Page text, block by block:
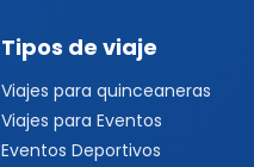
Tipos de viaje
Viajes para quinceaneras
Viajes para Eventos
Eventos Deportivos